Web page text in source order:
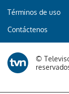
Términos de uso
Contáctenos
©